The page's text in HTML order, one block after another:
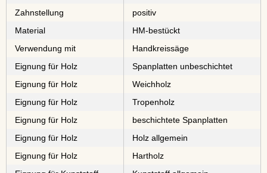
Zahnstellung
positiv
Material
⁠⁠⁠⁠⁠⁠⁠⁠HM-bestückt
Verwendung mit
Handkreissäge
Eignung für Holz
⁠⁠⁠⁠⁠⁠⁠⁠Spanplatten unbeschichtet
Eignung für Holz
⁠Weichholz
Eignung für Holz
⁠⁠⁠⁠⁠Tropenholz
Eignung für Holz
⁠⁠⁠⁠⁠⁠⁠⁠⁠⁠beschichtete Spanplatten
Eignung für Holz
Holz allgemein
Eignung für Holz
⁠⁠⁠Hartholz